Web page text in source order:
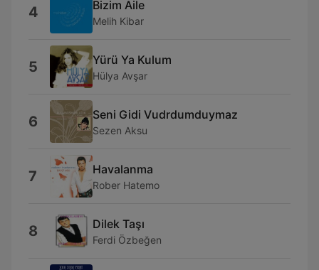
4 Bizim Aile
Melih Kibar
5 Yürü Ya Kulum
Hülya Avşar
6 Seni Gidi Vudrdumduymaz
Sezen Aksu
7 Havalanma
Rober Hatemo
8 Dilek Taşı
Ferdi Özbeğen